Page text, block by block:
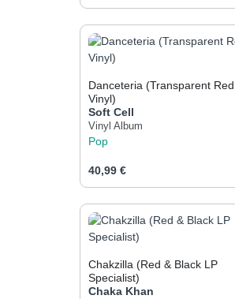
Produkt Anzahl:
Danceteria (Transparent Red
Vinyl)
Soft Cell
Vinyl Album
Pop
Regulärer Preis:
40,99 €
Produkt Anzahl:
Chakzilla (Red & Black LP
Specialist)
Chaka Khan